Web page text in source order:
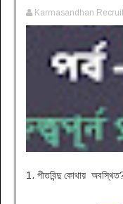
Karmasandhan
1. পীতবিন্দু কোথায়